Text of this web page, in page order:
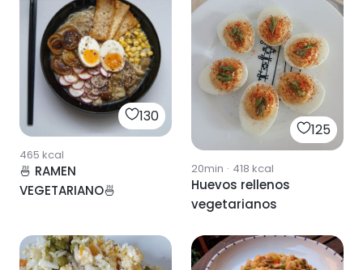
130
465 kcal
🍜 RAMEN
VEGETARIANO🍜
125
20min · 418 kcal
Huevos rellenos
vegetarianos